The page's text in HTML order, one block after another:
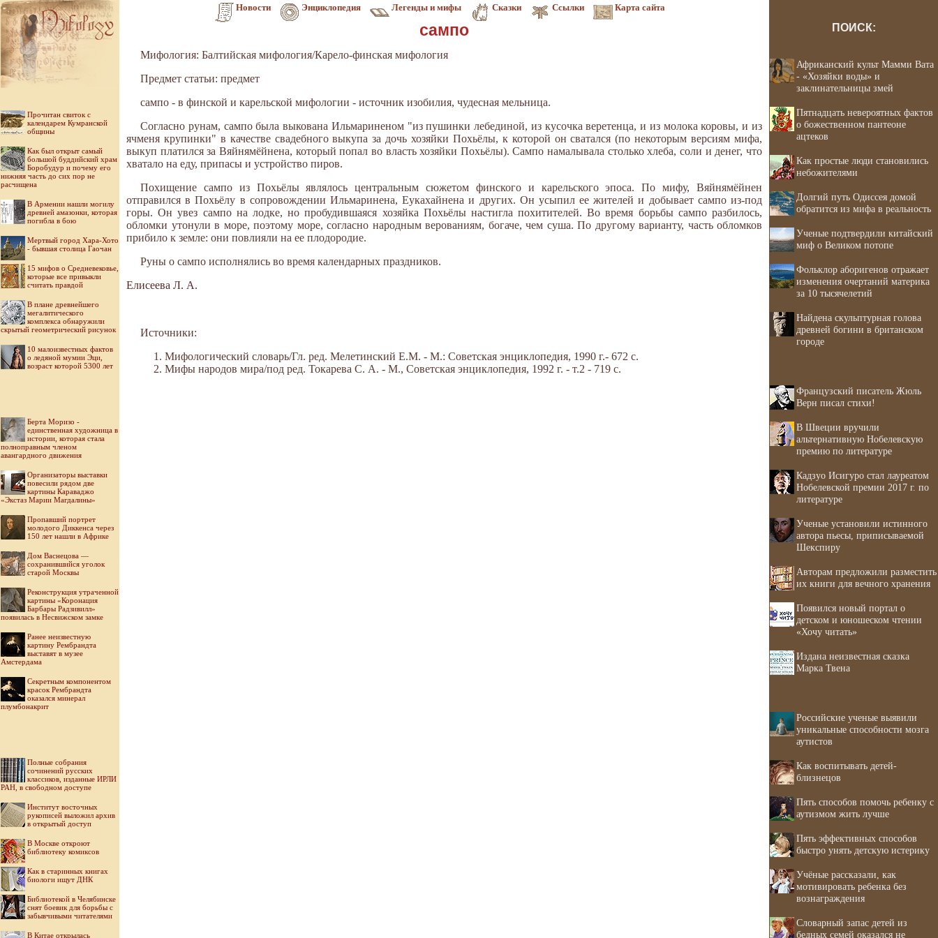
Новости Энциклопедия Легенды и мифы Сказки Ссылки Карта сайта
Прочитан свиток с
календарем Кумранской
общины
Как был открыт самый
большой буддийский храм
Боробудур и почему его
нижняя часть до сих пор не
расчищена
В Армении нашли могилу
древней амазонки, которая
погибла в бою
Мертвый город Хара-Хото
- бывшая столица Гаочан
15 мифов о Средневековье,
которые все привыкли
считать правдой
В плане древнейшего
мегалитического
комплекса обнаружили
скрытый геометрический рисунок
10 малоизвестных фактов
о ледяной мумии Эци,
возраст которой 5300 лет
Берта Моризо -
единственная художница в
истории, которая стала
полноправным членом
авангардного движения
Организаторы выставки
повесили рядом две
картины Караваджо
«Экстаз Марии Магдалины»
Пропавший портрет
молодого Диккенса через
150 лет нашли в Африке
Дом Васнецова —
сохранившийся уголок
старой Москвы
Реконструкция утраченной
картины «Коронация
Барбары Радзивилл»
появилась в Несвижском замке
Ранее неизвестную
картину Рембрандта
выставят в музее
Амстердама
Секретным компонентом
красок Рембрандта
оказался минерал
плумбонакрит
Полные собрания
сочинений русских
классиков, изданные ИРЛИ
РАН, в свободном доступе
Институт восточных
рукописей выложил архив
в открытый доступ
В Москве откроют
библиотеку комиксов
Как в старинных книгах
биологи ищут ДНК
Библиотекой в Челябинске
снят боевик для борьбы с
забывчивыми читателями
В Китае открылась
сампо
Мифология: Балтийская мифология/Карело-финская мифология
Предмет статьи: предмет
сампо - в финской и карельской мифологии - источник изобилия, чудесная мельница.
Согласно рунам, сампо была выкована Ильмариненом "из пушинки лебединой, из кусочка веретенца, и из молока коровы, и из
ячменя крупинки" в качестве свадебного выкупа за дочь хозяйки Похьёлы, к которой он сватался (по некоторым версиям мифа,
выкуп платился за Вяйнямёйнена, который попал во власть хозяйки Похьёлы). Сампо намалывала столько хлеба, соли и денег, что
хватало на еду, припасы и устройство пиров.
Похищение сампо из Похьёлы являлось центральным сюжетом финского и карельского эпоса. По мифу, Вяйнямёйнен
отправился в Похьёлу в сопровождении Ильмаринена, Еукахайнена и других. Он усыпил ее жителей и добывает сампо из-под
горы. Он увез сампо на лодке, но пробудившаяся хозяйка Похьёлы настигла похитителей. Во время борьбы сампо разбилось,
обломки утонули в море, поэтому море, согласно народным верованиям, богаче, чем суша. По другому варианту, часть обломков
прибило к земле: они повлияли на ее плодородие.
Руны о сампо исполнялись во время календарных праздников.
Елисеева Л. А.
Источники:
Мифологический словарь/Гл. ред. Мелетинский Е.М. - М.: Советская энциклопедия, 1990 г.- 672 с.
Мифы народов мира/под ред. Токарева С. А. - М., Советская энциклопедия, 1992 г. - т.2 - 719 с.
ПОИСК:
Африканский культ Мамми Вата
- «Хозяйки воды» и
заклинательницы змей
Пятнадцать невероятных фактов
о божественном пантеоне
ацтеков
Как простые люди становились
небожителями
Долгий путь Одиссея домой
обратится из мифа в реальность
Ученые подтвердили китайский
миф о Великом потопе
Фольклор аборигенов отражает
изменения очертаний материка
за 10 тысячелетий
Найдена скульптурная голова
древней богини в британском
городе
Французский писатель Жюль
Верн писал стихи!
В Швеции вручили
альтернативную Нобелевскую
премию по литературе
Кадзуо Исигуро стал лауреатом
Нобелевской премии 2017 г. по
литературе
Ученые установили истинного
автора пьесы, приписываемой
Шекспиру
Авторам предложили разместить
их книги для вечного хранения
Появился новый портал о
детском и юношеском чтении
«Хочу читать»
Издана неизвестная сказка
Марка Твена
Российские ученые выявили
уникальные способности мозга
аутистов
Как воспитывать детей-
близнецов
Пять способов помочь ребенку с
аутизмом жить лучше
Пять эффективных способов
быстро унять детскую истерику
Учёные рассказали, как
мотивировать ребенка без
вознаграждения
Словарный запас детей из
бедных семей оказался не